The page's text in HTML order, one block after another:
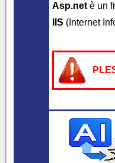
Asp.net è un
IIS (Internet